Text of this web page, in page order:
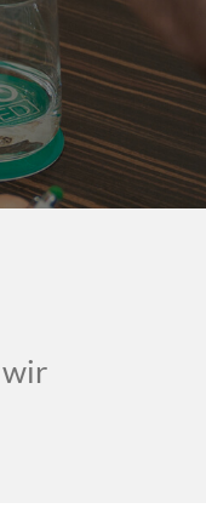
wir